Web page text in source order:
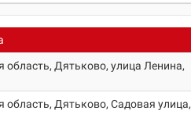
область, Дятьково, улица Ленина,
область, Дятьково, Садовая улица,